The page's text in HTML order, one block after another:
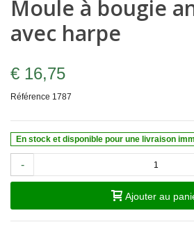
Moule à bougie
avec harpe
€ 16,75
Référence 1787
En stock et disponible pour une livraison
-
Ajouter au